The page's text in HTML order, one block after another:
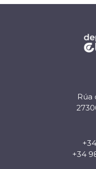
Rúa
+34